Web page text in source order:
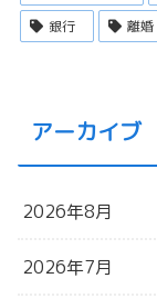
銀行
離婚
アーカイブ
2026年8月
2026年7月